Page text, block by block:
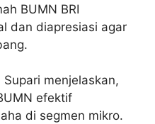
BUMN BRI
dan diapresiasi agar
Supari menjelaskan,
efektif
di segmen mikro.